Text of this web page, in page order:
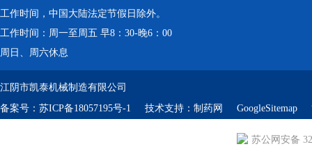
工作时间，中国大陆法定节假日除外。
工作时间：周一至周五 早8：30-晚6：00
周日、周六休息
江阴市凯泰机械制造有限公司
备案号： 苏ICP备18057195号-1 技术支持： 制药网 GoogleSitemap
苏公网安备